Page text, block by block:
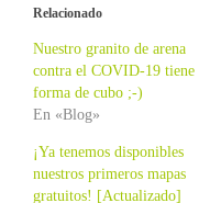
Relacionado
Nuestro granito de arena
contra el COVID-19 tiene
forma de cubo ;-)
En «Blog»
¡Ya tenemos disponibles
nuestros primeros mapas
gratuitos! [Actualizado]